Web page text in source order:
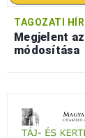
TAGOZATI
Megjelent
módosítása